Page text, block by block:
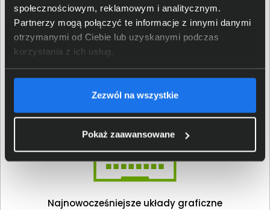
społecznościowym, reklamowym i analitycznym.
Partnerzy mogą połączyć te informacje z innymi danymi
otrzymanymi od Ciebie lub uzyskanymi podczas
korzystania z ich usług.
Zezwól na wszystkie
Pokaż zaawansowane
Rdzenie Tensor czwartej generacji
Nawet dwukrotnie wyższa wydajność SI
Rdzenie RT trzeciej generacji
Nawet dwukrotnie wyższa wydajność ray
tracingu
Najnowocześniejsze układy graficzne